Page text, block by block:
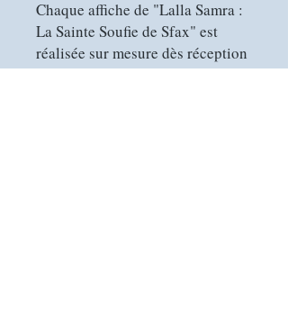
Chaque affiche de "Lalla Samra :
La Sainte Soufie de Sfax" est
réalisée sur mesure dès réception
de votre commande, illustrant